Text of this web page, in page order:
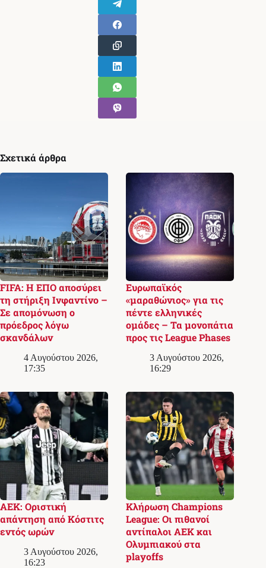
Σχετικά άρθρα
FIFA: Η ΕΠΟ αποσύρει
τη στήριξη Ινφαντίνο –
Σε απομόνωση ο
πρόεδρος λόγω
σκανδάλων
4 Αυγούστου 2026,
17:35
Ευρωπαϊκός
«μαραθώνιος» για τις
πέντε ελληνικές
ομάδες – Τα μονοπάτια
προς τις League Phases
3 Αυγούστου 2026,
16:29
ΑΕΚ: Οριστική
απάντηση από Κόστιτς
εντός ωρών
3 Αυγούστου 2026,
16:23
Κλήρωση Champions
League: Οι πιθανοί
αντίπαλοι ΑΕΚ και
Ολυμπιακού στα
playoffs